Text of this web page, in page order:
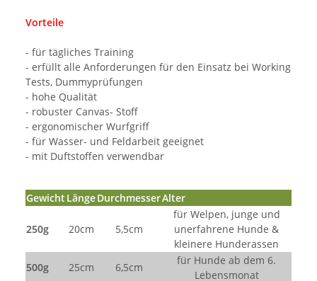
Vorteile
- für tägliches Training
- erfüllt alle Anforderungen für den Einsatz bei Working
Tests, Dummyprüfungen
- hohe Qualität
- robuster Canvas- Stoff
- ergonomischer Wurfgriff
- für Wasser- und Feldarbeit geeignet
- mit Duftstoffen verwendbar
Gewicht LängeDurchmesserAlter
250g 20cm 5,5cm
für Welpen, junge und
unerfahrene Hunde &
kleinere Hunderassen
500g
25cm 6,5cm
für Hunde ab dem 6.
Lebensmonat